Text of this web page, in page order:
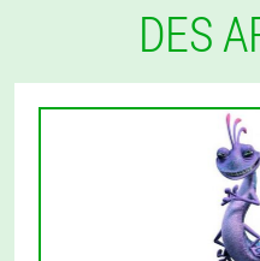
DES